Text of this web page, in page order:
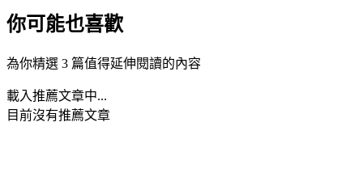
你可能也喜歡
為你精選 3 篇值得延伸閱讀的內容
載入推薦文章中...
目前沒有推薦文章